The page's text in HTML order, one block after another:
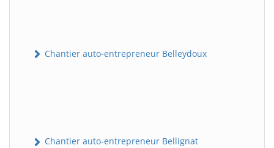
Chantier auto-entrepreneur Belleydoux
Chantier auto-entrepreneur Bellignat